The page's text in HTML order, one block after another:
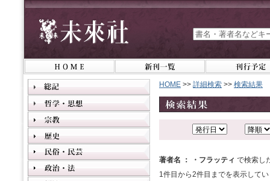
HOME >> 詳細検索 >> 検索結果
著者名 ： ・フラッティ で検索し
1件目から2件目までを表示して